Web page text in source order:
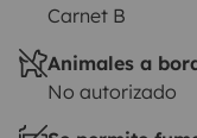
Carnet B
Animales a
No autorizado